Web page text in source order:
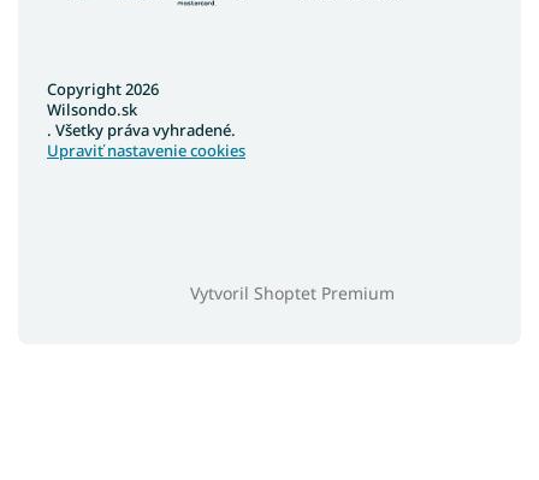
Vytvoril Shoptet Premium
Copyright 2026
Wilsondo.sk
. Všetky práva vyhradené.
Upraviť nastavenie cookies